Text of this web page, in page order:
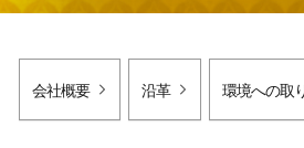
会社概要 沿革 環境への取